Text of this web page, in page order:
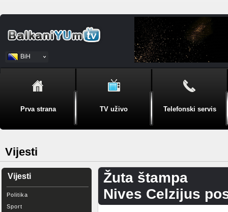
BiH
Srpski
Prva strana TV uživo Telefonski servis
Vijesti
Vijesti
Politika
Sport
Žuta štampa
Nives Celzijus